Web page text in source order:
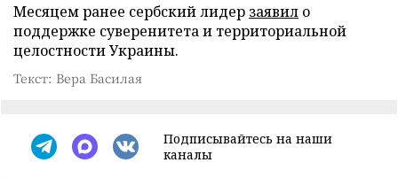
Месяцем ранее сербский лидер заявил о
поддержке суверенитета и территориальной
целостности Украины.
Текст: Вера Басилая
Подписывайтесь на наши
каналы